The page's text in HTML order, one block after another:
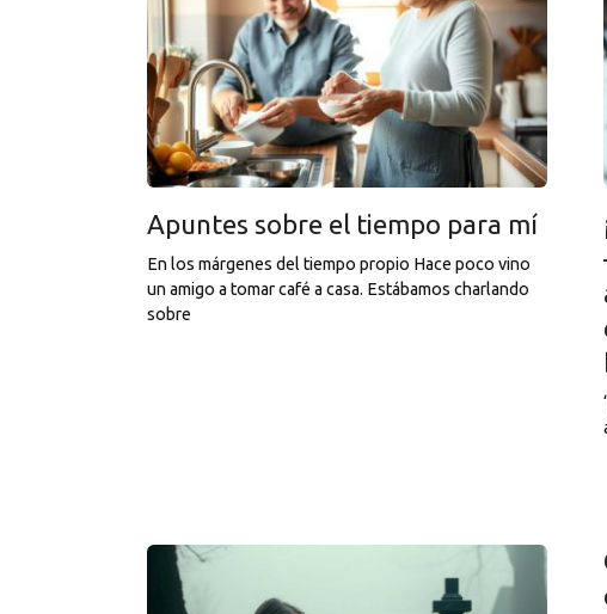
Apuntes sobre el tiempo para mí
En los márgenes del tiempo propio Hace poco vino
un amigo a tomar café a casa. Estábamos charlando
sobre